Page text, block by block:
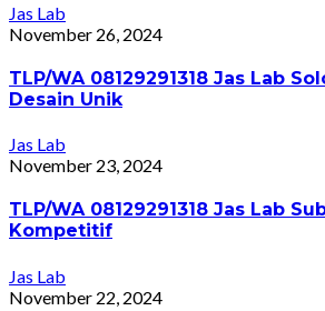
Jas Lab
November 26, 2024
TLP/WA 08129291318 Jas Lab
Desain Unik
Jas Lab
November 23, 2024
TLP/WA 08129291318 Jas Lab
Kompetitif
Jas Lab
November 22, 2024